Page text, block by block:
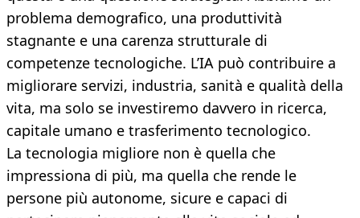
problema demografico, una produttività
stagnante e una carenza strutturale di
competenze tecnologiche. L’IA può contribuire a
migliorare servizi, industria, sanità e qualità della
vita, ma solo se investiremo davvero in ricerca,
capitale umano e trasferimento tecnologico.
La tecnologia migliore non è quella che
impressiona di più, ma quella che rende le
persone più autonome, sicure e capaci di